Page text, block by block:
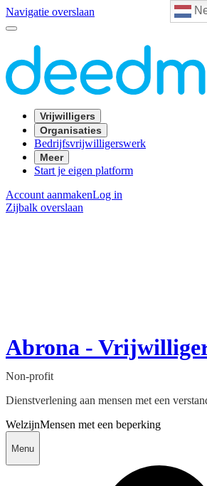
Navigatie overslaan
Vrijwilligers
Organisaties
Bedrijfsvrijwilligerswerk
Meer
Start je eigen platform
Account aanmakenLog in
Zijbalk overslaan
Abrona -
Non-profit
Dienstverlening aan mensen met een
WelzijnMensen met een beperking
Menu